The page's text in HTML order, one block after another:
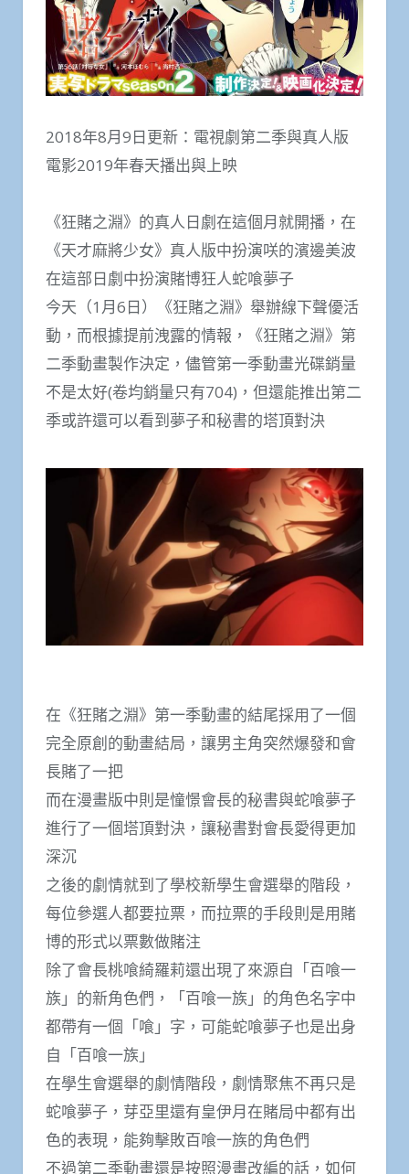
2018年8月9日更新：電視劇第二季與真人版
電影2019年春天播出與上映
《狂賭之淵》的真人日劇在這個月就開播，在
《天才麻將少女》真人版中扮演咲的濱邊美波
在這部日劇中扮演賭博狂人蛇喰夢子
今天（1月6日）《狂賭之淵》舉辦線下聲優活
動，而根據提前洩露的情報，《狂賭之淵》第
二季動畫製作決定，儘管第一季動畫光碟銷量
不是太好(卷均銷量只有704)，但還能推出第二
季或許還可以看到夢子和秘書的塔頂對決
在《狂賭之淵》第一季動畫的結尾採用了一個
完全原創的動畫結局，讓男主角突然爆發和會
長賭了一把
而在漫畫版中則是憧憬會長的秘書與蛇喰夢子
進行了一個塔頂對決，讓秘書對會長愛得更加
深沉
之後的劇情就到了學校新學生會選舉的階段，
每位參選人都要拉票，而拉票的手段則是用賭
博的形式以票數做賭注
除了會長桃喰綺羅莉還出現了來源自「百喰一
族」的新角色們，「百喰一族」的角色名字中
都帶有一個「喰」字，可能蛇喰夢子也是出身
自「百喰一族」
在學生會選舉的劇情階段，劇情聚焦不再只是
蛇喰夢子，芽亞里還有皇伊月在賭局中都有出
色的表現，能夠擊敗百喰一族的角色們
不過第二季動畫還是按照漫畫改編的話，如何